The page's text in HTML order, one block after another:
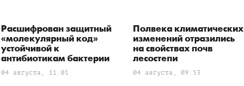
Расшифрован защитный
«молекулярный код»
устойчивой к
антибиотикам бактерии
04 августа, 11:01
Полвека климатических
изменений отразились
на свойствах почв
лесостепи
04 августа, 09:53